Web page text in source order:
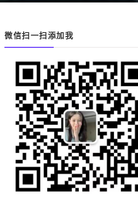
微信扫一扫添加我